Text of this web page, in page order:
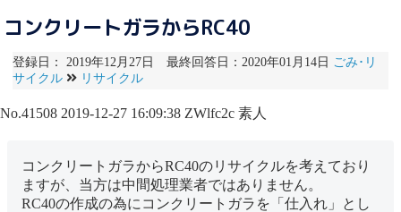
コンクリートガラからRC40
登録日： 2019年12月27日 最終回答日：2020年01月14日 ごみ･リ
サイクル
リサイクル
No.41508 2019-12-27 16:09:38 ZWlfc2c 素人
コンクリートガラからRC40のリサイクルを考えており
ますが、当方は中間処理業者ではありません。
RC40の作成の為にコンクリートガラを「仕入れ」とし